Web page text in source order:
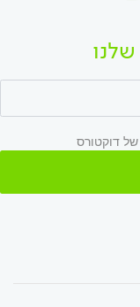
של דוקטורס